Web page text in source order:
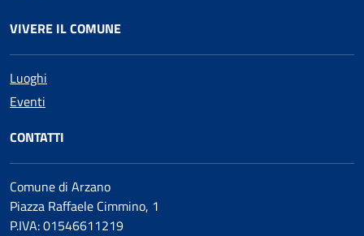
VIVERE IL COMUNE
Luoghi
Eventi
CONTATTI
Comune di Arzano
Piazza Raffaele Cimmino, 1
P.IVA: 01546611219